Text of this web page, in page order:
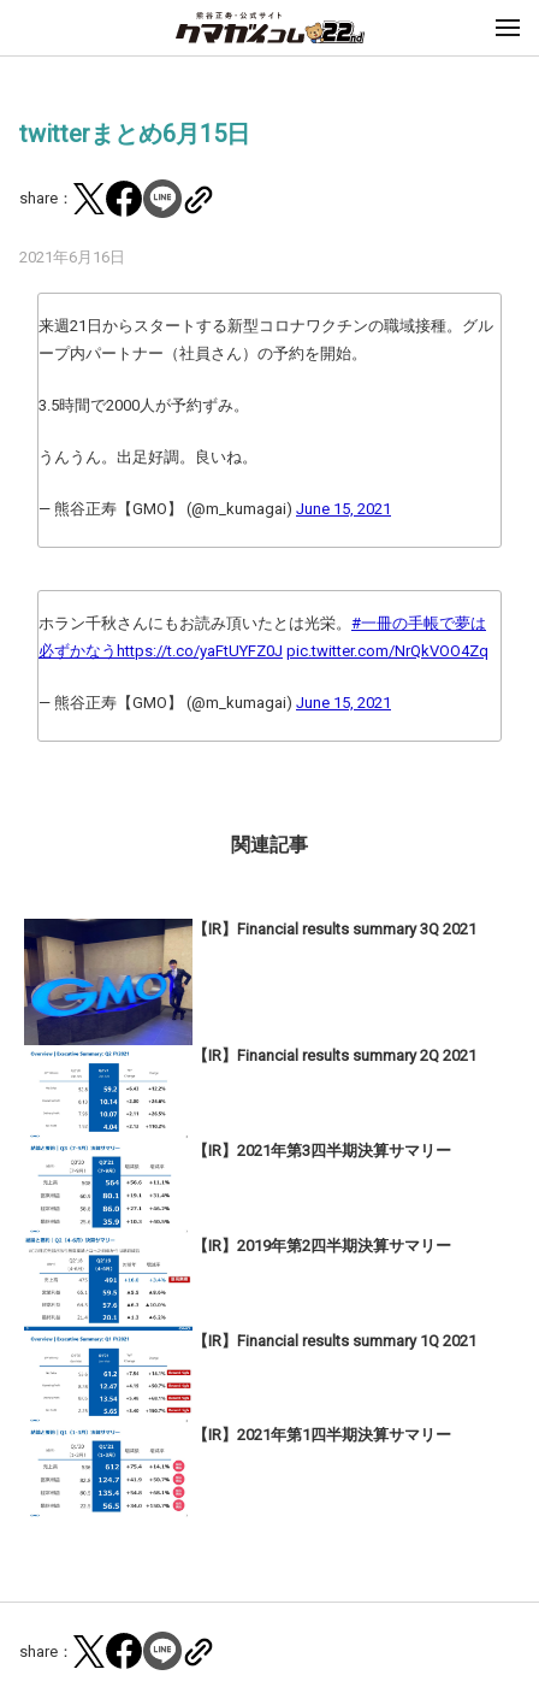
twitterまとめ6月15日
share：
2021年6月16日
来週21日からスタートする新型コロナワクチンの職域接種。グル
ープ内パートナー（社員さん）の予約を開始。
3.5時間で2000人が予約ずみ。
うんうん。出足好調。良いね。
— 熊谷正寿【GMO】 (@m_kumagai) June 15, 2021
ホラン千秋さんにもお読み頂いたとは光栄。 #一冊の手帳で夢は
必ずかなう https://t.co/yaFtUYFZ0J pic.twitter.com/NrQkVOO4Zq
— 熊谷正寿【GMO】 (@m_kumagai) June 15, 2021
関連記事
【IR】Financial results summary 3Q 2021
【IR】Financial results summary 2Q 2021
【IR】2021年第3四半期決算サマリー
【IR】2019年第2四半期決算サマリー
【IR】Financial results summary 1Q 2021
【IR】2021年第1四半期決算サマリー
share：